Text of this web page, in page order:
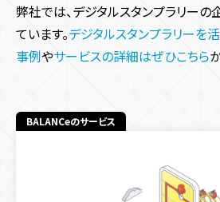
弊社では、デジタルスタンプラリー
ています。デジタルスタンプラリーを
事例やサービスの詳細はぜひこちら
BALANCeのサービス